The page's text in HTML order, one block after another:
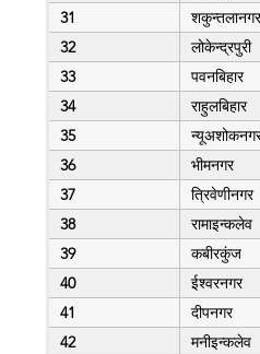
31
32
लोकेन्द्रपुरी
33
पवनबिहार
34
राहुलबिहार
35
36
भीमनगर
37
त्रिवेणीनगर
38
रामाइन्कलेव
39
कबीरकुंज
40
ईश्वरनगर
41
दीपनगर
42
मनीइन्कलेव